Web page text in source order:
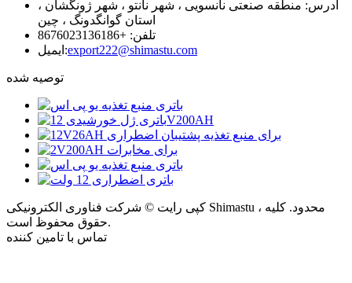
آدرس: منطقه صنعتی نانسویی ، شهر نانتو ، شهر ژونگشان ،
استان گوانگدونگ ، چین
تلفن: +8676023136186
ایمیل:export222@shimastu.com
توصیه شده
کپی رایت © شرکت فناوری الکترونیکی Shimastu ، محدود. کلیه
حقوق محفوظ است.
تماس با تامین کننده